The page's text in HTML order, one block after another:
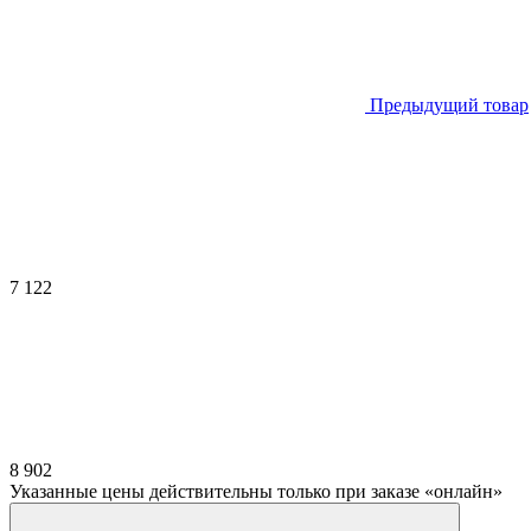
Предыдущий товар
7 122
8 902
Указанные цены действительны только при заказе «онлайн»